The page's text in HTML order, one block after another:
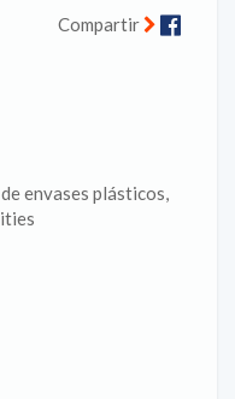
Compartir
envases plásticos,